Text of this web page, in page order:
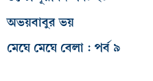
অভয়বাবুর ভয়
মেঘে মেঘে বেলা : পর্ব ৯